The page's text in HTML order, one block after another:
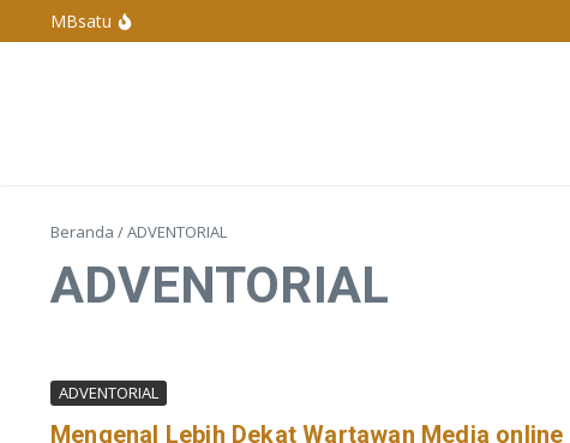
Lewati ke konten
MBsatu
Polres Bangka Barat Melaksanakan Pengamanan
Penyelenggaraan Pengurus Karang Taruna Desa
Kapolda Kepulauan Bangka Belitung Berganti, Irjen
Beranda /ADVENTORIAL
ADVENTORIAL
ADVENTORIAL
Mengenal Lebih Dekat Wartawan Media